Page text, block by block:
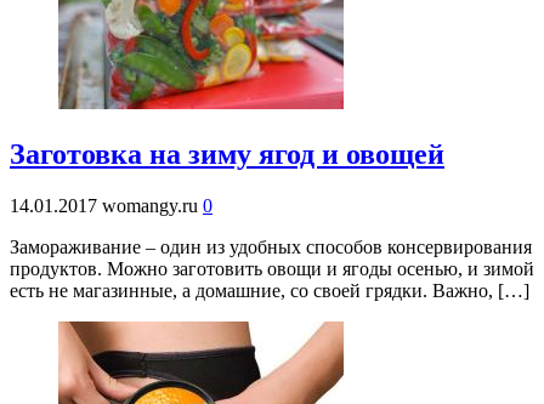
Заготовка на зиму ягод и овощей
14.01.2017 womangy.ru 0
Замораживание – один из удобных способов консервирования
продуктов. Можно заготовить овощи и ягоды осенью, и зимой
есть не магазинные, а домашние, со своей грядки. Важно, […]